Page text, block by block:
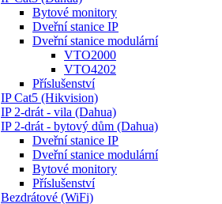
Bytové monitory
Dveřní stanice IP
Dveřní stanice modulární
VTO2000
VTO4202
Příslušenství
IP Cat5 (Hikvision)
IP 2-drát - vila (Dahua)
IP 2-drát - bytový dům (Dahua)
Dveřní stanice IP
Dveřní stanice modulární
Bytové monitory
Příslušenství
Bezdrátové (WiFi)